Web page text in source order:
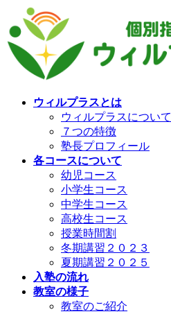
ン
テ
ン
ビ
ゲ
ー
ウィルプラスとは
ウィルプラスについて
７つの特徴
塾長プロフィール
各コースについて
幼児コース
小学生コース
中学生コース
高校生コース
授業時間割
冬期講習２０２３
夏期講習２０２５
入塾の流れ
教室の様子
教室のご紹介